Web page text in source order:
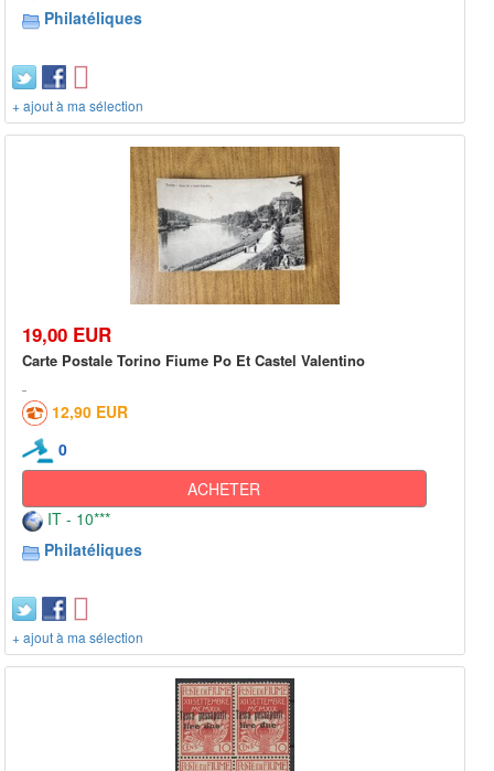
Philatéliques
+ ajout à ma sélection
19,00 EUR
Carte Postale Torino Fiume Po Et Castel Valentino
12,90 EUR
0
ACHETER
IT - 10***
Philatéliques
+ ajout à ma sélection